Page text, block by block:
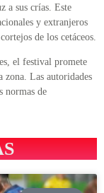
a sus crías. Este
y extranjeros
de los cetáceos.
el festival promete
zona. Las autoridades
normas de